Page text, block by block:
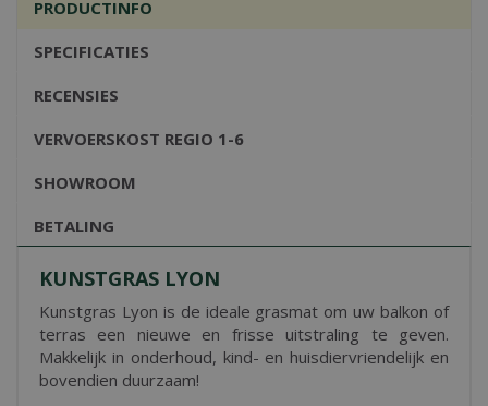
PRODUCTINFO
SPECIFICATIES
RECENSIES
VERVOERSKOST REGIO 1-6
SHOWROOM
BETALING
KUNSTGRAS LYON
Kunstgras Lyon is de ideale grasmat om uw balkon of
terras een nieuwe en frisse uitstraling te geven.
Makkelijk in onderhoud, kind- en huisdiervriendelijk en
bovendien duurzaam!